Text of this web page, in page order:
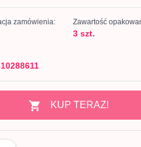
zamówienia: Zawartość
3 szt.
KUP TERAZ!